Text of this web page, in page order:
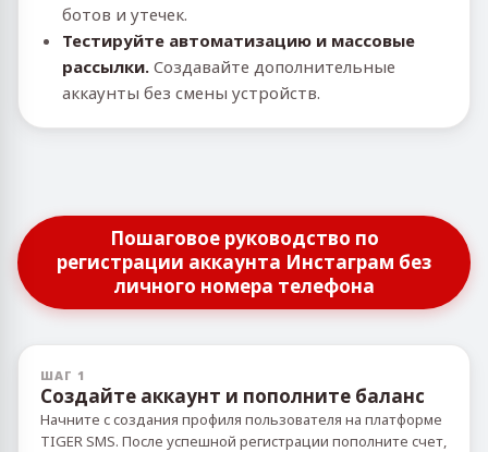
ботов и утечек.
Тестируйте автоматизацию и массовые
рассылки. Создавайте дополнительные
аккаунты без смены устройств.
Пошаговое руководство по
регистрации аккаунта Инстаграм без
личного номера телефона
ШАГ 1
Создайте аккаунт и пополните баланс
Начните с создания профиля пользователя на платформе
TIGER SMS. После успешной регистрации пополните счет,